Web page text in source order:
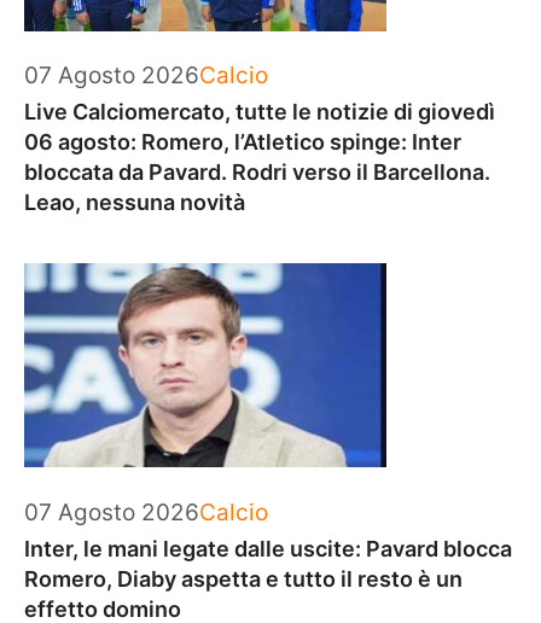
07 Agosto 2026Categorie
Calcio
Live Calciomercato, tutte le notizie di giovedì
06 agosto: Romero, l’Atletico spinge: Inter
bloccata da Pavard. Rodri verso il Barcellona.
Leao, nessuna novità
07 Agosto 2026Categorie
Calcio
Inter, le mani legate dalle uscite: Pavard blocca
Romero, Diaby aspetta e tutto il resto è un
effetto domino